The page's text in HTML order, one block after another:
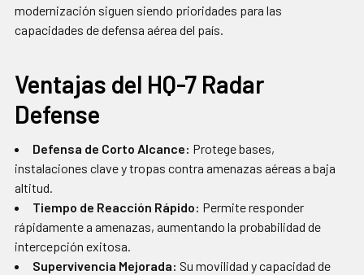
modernización siguen siendo prioridades para las
capacidades de defensa aérea del país.
Ventajas del HQ-7 Radar
Defense
Defensa de Corto Alcance: Protege bases,
instalaciones clave y tropas contra amenazas aéreas a baja
altitud.
Tiempo de Reacción Rápido: Permite responder
rápidamente a amenazas, aumentando la probabilidad de
intercepción exitosa.
Supervivencia Mejorada: Su movilidad y capacidad de